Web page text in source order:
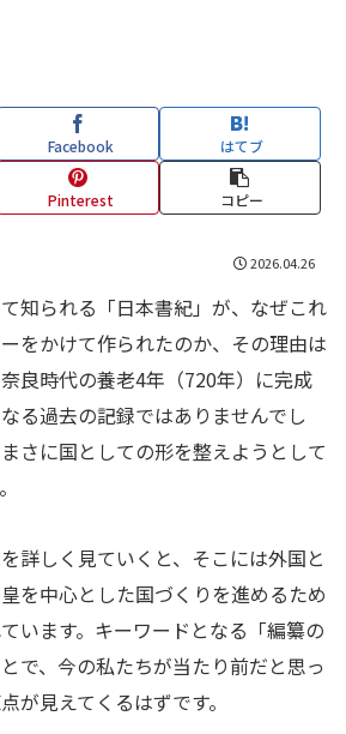
Facebook はてブ
Pinterest コピー
2026.04.26
知られる「日本書紀」が、なぜこれ
をかけて作られたのか、その理由は
良時代の養老4年（720年）に完成
る過去の記録ではありませんでし
さに国としての形を整えようとして
詳しく見ていくと、そこには外国と
を中心とした国づくりを進めるため
います。キーワードとなる「編纂の
で、今の私たちが当たり前だと思っ
が見えてくるはずです。